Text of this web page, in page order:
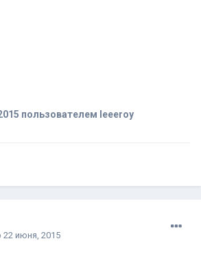
пользователем leeeroy
22 июня, 2015